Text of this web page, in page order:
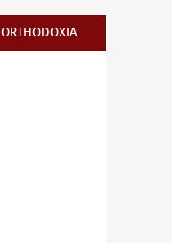
ORTHODOXIA